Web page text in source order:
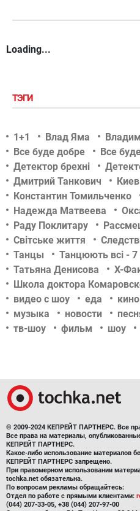
Loading...
ТЭГИ
1+1 Влад Яма
Все буде добре
Все
Детектор брехні
Дмитрий Танкович
Киев
Константин Томильченко
Надежда Матвеева
Раду Поклитару
Світське життя
Танцы
Танцюють всі - 7
Татьяна Денисова
Х-
Школа доктора
видео с шоу
еда кино
музыка
новости
тв-шоу
фильм шоу
© 2009-2024 КЕПРЕЙТ ПАРТНЕРС. Все
Все права на материалы,
КЕПРЕЙТ ПАРТНЕРС.
Какое-либо использование материалов
КЕПРЕЙТ ПАРТНЕРС запрещено.
При правомерном использовании
tochka.net обязательна.
По вопросам рекламы обращайтесь:
Отдел по работе с прямыми клиентами:
(044) 207-33-05, +38 (044) 207-97-00